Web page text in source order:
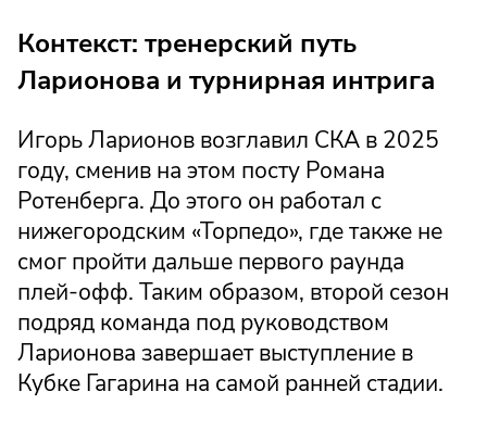
Контекст: тренерский путь
Ларионова и турнирная интрига
Игорь Ларионов возглавил СКА в 2025
году, сменив на этом посту Романа
Ротенберга. До этого он работал с
нижегородским «Торпедо», где также не
смог пройти дальше первого раунда
плей-офф. Таким образом, второй сезон
подряд команда под руководством
Ларионова завершает выступление в
Кубке Гагарина на самой ранней стадии.